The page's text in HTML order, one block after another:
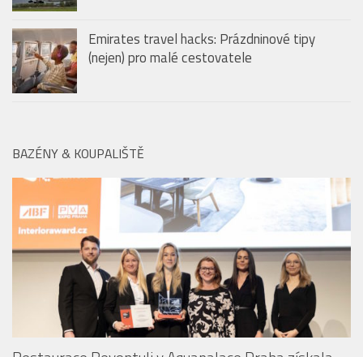
Emirates travel hacks: Prázdninové tipy
(nejen) pro malé cestovatele